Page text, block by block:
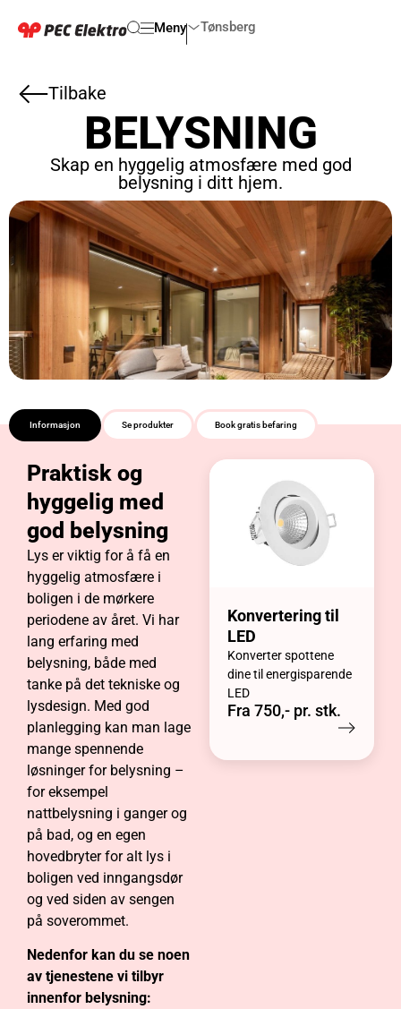
Meny Tønsberg
Tilbake
BELYSNING
Skap en hyggelig atmosfære med god
belysning i ditt hjem.
Informasjon Se produkter Book gratis befaring
Praktisk og
hyggelig med
god belysning
Lys er viktig for å få en
hyggelig atmosfære i
boligen i de mørkere
periodene av året. Vi har
lang erfaring med
belysning, både med
tanke på det tekniske og
lysdesign. Med god
planlegging kan man lage
mange spennende
løsninger for belysning –
for eksempel
nattbelysning i ganger og
på bad, og en egen
hovedbryter for alt lys i
boligen ved inngangsdør
og ved siden av sengen
på soverommet.
Nedenfor kan du se noen
av tjenestene vi tilbyr
innenfor belysning:
Konvertering til
LED
Konverter spottene
dine til energisparende
LED
Fra 750,- pr. stk.